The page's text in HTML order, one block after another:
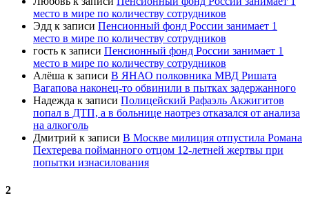
место в мире по количеству сотрудников
Эдд к записи Пенсионный фонд России занимает 1
место в мире по количеству сотрудников
гость к записи Пенсионный фонд России занимает 1
место в мире по количеству сотрудников
Алёша к записи В ЯНАО полковника МВД Ришата
Вагапова наконец-то обвинили в пытках задержанного
Надежда к записи Полицейский Рафаэль Акжигитов
попал в ДТП, а в больнице наотрез отказался от анализа
на алкоголь
Дмитрий к записи В Москве милиция отпустила Романа
Пехтерева пойманного отцом 12-летней жертвы при
попытки изнасилования
2